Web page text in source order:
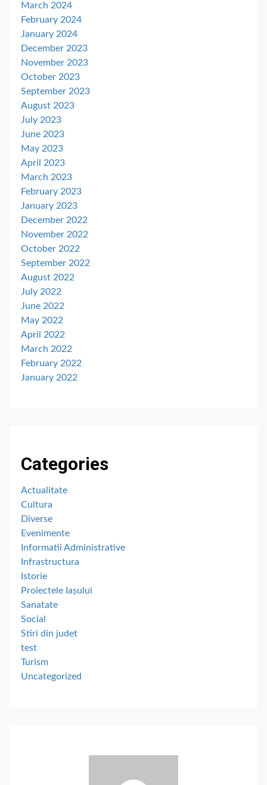
March 2024
February 2024
January 2024
December 2023
November 2023
October 2023
September 2023
August 2023
July 2023
June 2023
May 2023
April 2023
March 2023
February 2023
January 2023
December 2022
November 2022
October 2022
September 2022
August 2022
July 2022
June 2022
May 2022
April 2022
March 2022
February 2022
January 2022
Categories
Actualitate
Cultura
Diverse
Evenimente
Informatii Administrative
Infrastructura
Istorie
Proiectele Iașului
Sanatate
Social
Stiri din judet
test
Turism
Uncategorized